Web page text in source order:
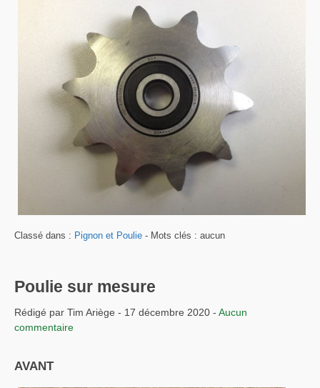
Classé dans : Pignon et Poulie - Mots clés : aucun
Poulie sur mesure
Rédigé par Tim Ariège - 17 décembre 2020 - Aucun
commentaire
AVANT